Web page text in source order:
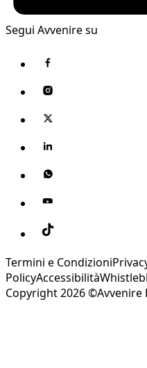
Segui Avvenire su
Termini e Condizioni
PolicyAccessibilità
Copyright 2026 ©Avvenire